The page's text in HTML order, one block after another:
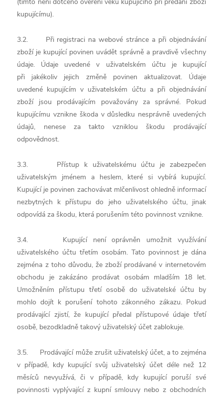
kupujícímu).
3.2. Při registraci na webové stránce a při objednávání
zboží je kupující povinen uvádět správně a pravdivě všechny
údaje. Údaje uvedené v uživatelském účtu je kupující
při jakékoliv jejich změně povinen aktualizovat. Údaje
uvedené kupujícím v uživatelském účtu a při objednávání
zboží jsou prodávajícím považovány za správné. Pokud
kupujícímu vznikne škoda v důsledku nesprávně uvedených
údajů, nenese za takto vzniklou škodu prodávající
odpovědnost.
3.3. Přístup k uživatelskému účtu je zabezpečen
uživatelským jménem a heslem, které si vybírá kupující.
Kupující je povinen zachovávat mlčenlivost ohledně informací
nezbytných k přístupu do jeho uživatelského účtu, jinak
odpovídá za škodu, která porušením této povinnost vznikne.
3.4. Kupující není oprávněn umožnit využívání
uživatelského účtu třetím osobám. Tato povinnost je dána
zejména z toho důvodu, že zboží prodávané v internetovém
obchodu je zakázáno prodávat osobám mladším 18 let.
Umožněním přístupu třetí osobě do uživatelské účtu by
mohlo dojít k porušení tohoto zákonného zákazu. Pokud
prodávající zjistí, že kupující předal přístupové údaje třetí
osobě, bezodkladně takový uživatelský účet zablokuje.
3.5. Prodávající může zrušit uživatelský účet, a to zejména
v případě, kdy kupující svůj uživatelský účet déle než 12
měsíců nevyužívá, či v případě, kdy kupující poruší své
povinnosti vyplývající z kupní smlouvy nebo z obchodních